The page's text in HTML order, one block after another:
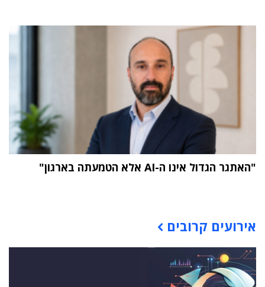
"האתגר הגדול אינו ה-AI אלא הטמעתה בארגון"
אירועים קרובים